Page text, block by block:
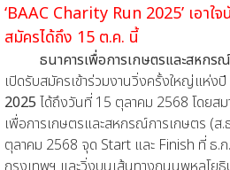
‘BAAC Charity Run 2025’ เอาใจ
สมัครได้ถึง 15 ต.ค. นี้
ธนาคารเพื่อการเกษตรและสหกร
เปิดรับสมัครเข้าร่วมงานวิ่งครั้งใหญ่แห่งปี
2025 ได้ถึงวันที่ 15 ตุลาคม 2568 โดยส
เพื่อการเกษตรและสหกรณ์การเกษตร (ส
ตุลาคม 2568 จุด Start และ Finish ที่ ธ.